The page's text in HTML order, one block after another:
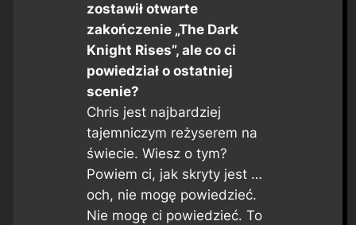
zostawił otwarte
zakończenie „The Dark
Knight Rises”, ale co ci
powiedział o ostatniej
scenie?
Chris jest najbardziej
tajemniczym reżyserem na
świecie. Wiesz o tym?
Powiem ci, jak skryty jest …
och, nie mogę powiedzieć.
Nie mogę ci powiedzieć. To